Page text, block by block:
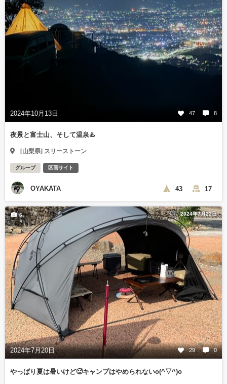
2024年10月13日 47 8
夜景と富士山、そして温泉♨️
[山梨県] スリーストーン
グループ 区画サイト
OYAKATA 43 17
2024年7月22日
2024年7月20日 29 0
6
やっぱり夏は暑いけど🥵キャンプはやめられないo(^▽^)o